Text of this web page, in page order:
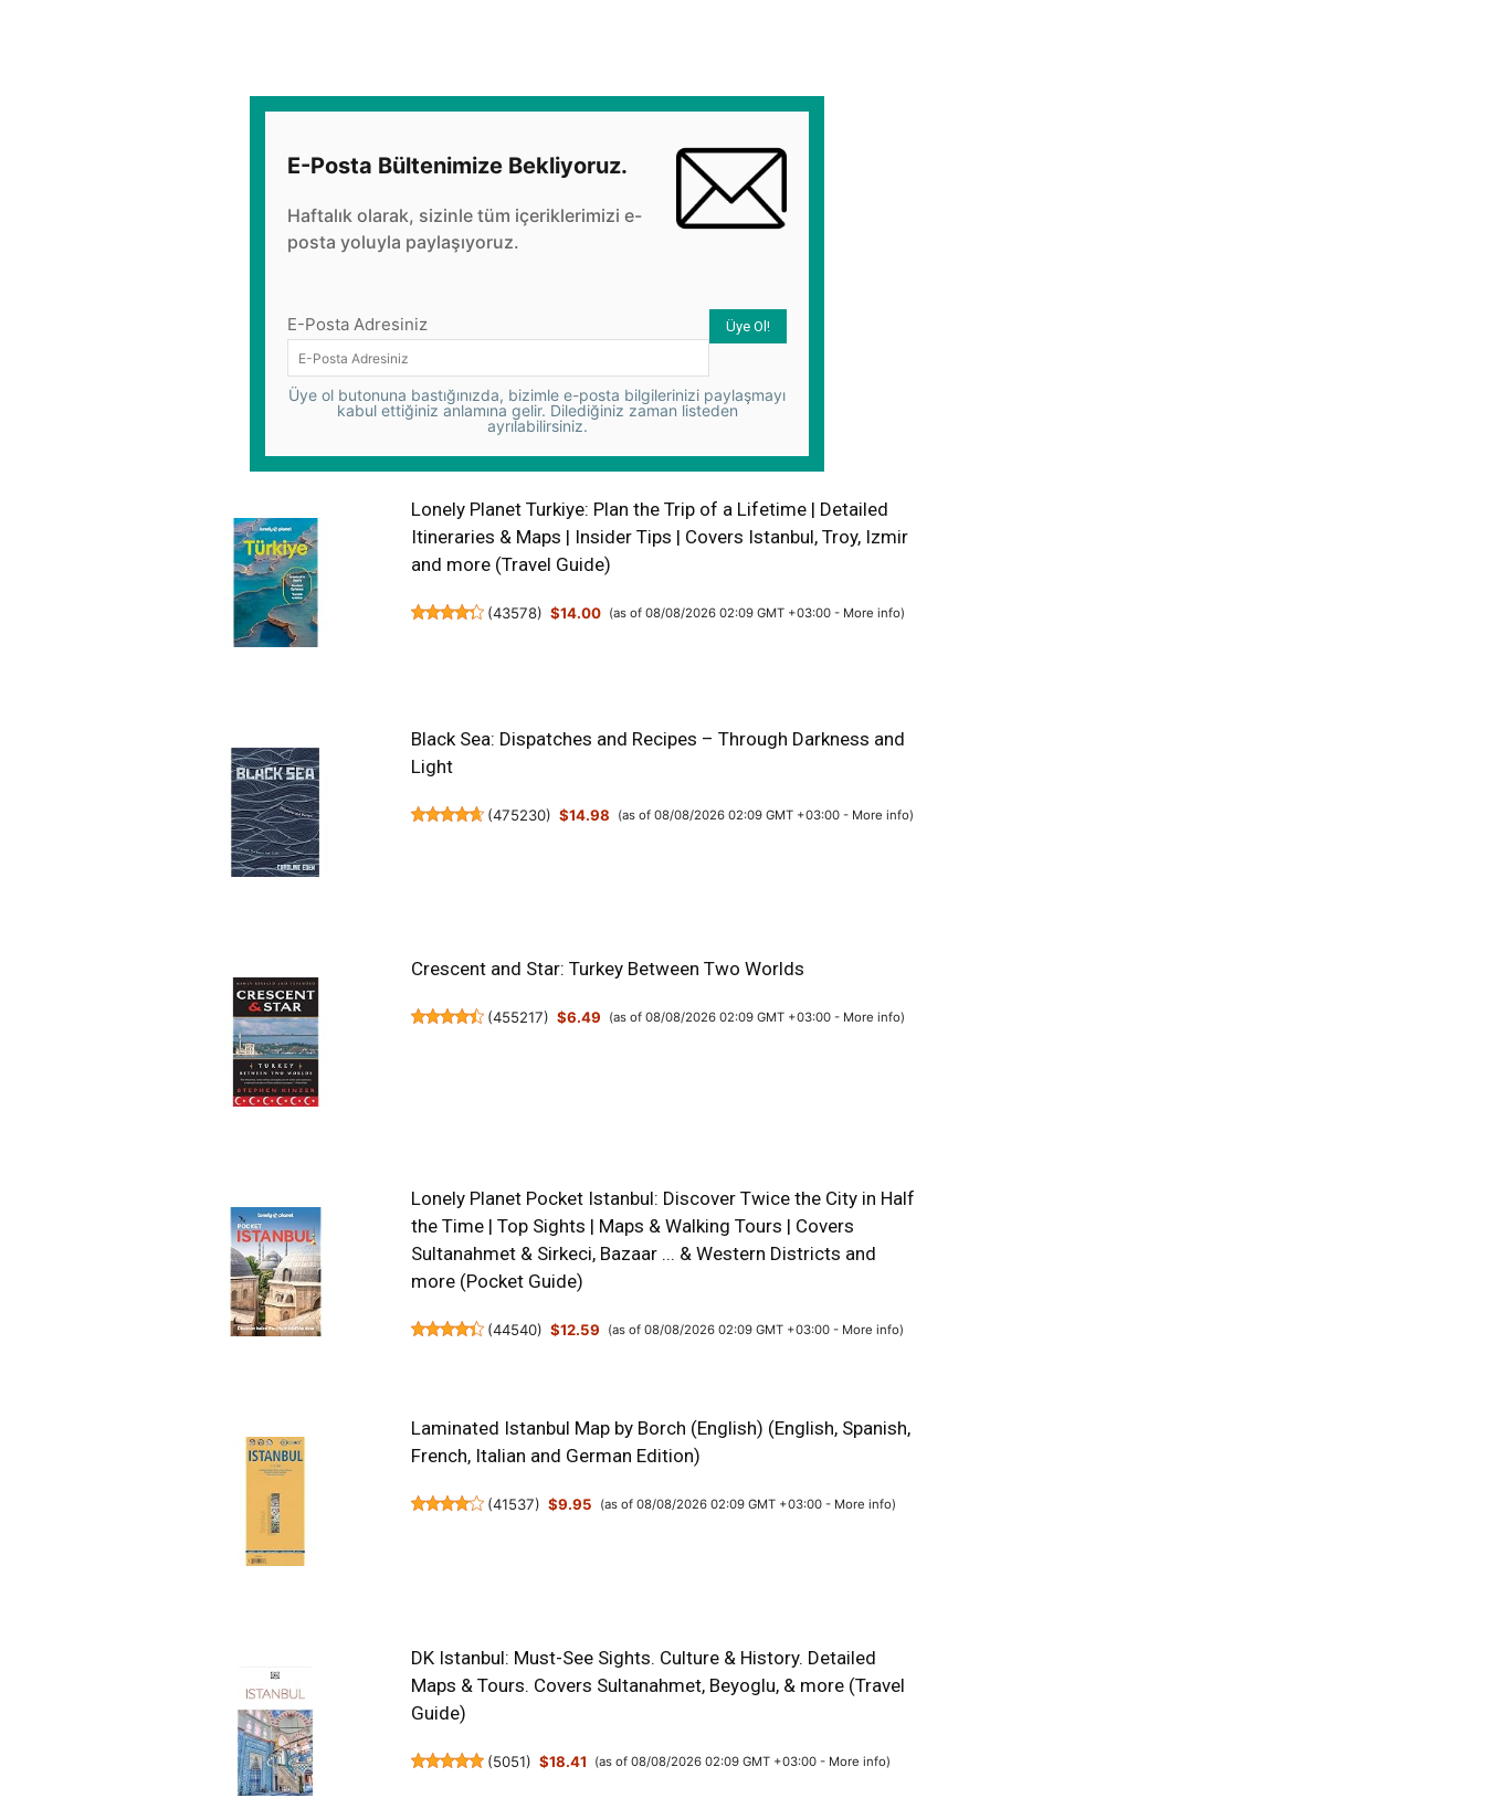
E-Posta Bültenimize Bekliyoruz.
Haftalık olarak, sizinle tüm içeriklerimizi e-
posta yoluyla paylaşıyoruz.
E-Posta Adresiniz
Üye ol butonuna bastığınızda, bizimle e-posta bilgilerinizi paylaşmayı
kabul ettiğiniz anlamına gelir. Dilediğiniz zaman listeden
ayrılabilirsiniz.
Lonely Planet Turkiye: Plan the Trip of a Lifetime | Detailed
Itineraries & Maps | Insider Tips | Covers Istanbul, Troy, Izmir
and more (Travel Guide)
(43578) $14.00 (as of 08/08/2026 02:09 GMT +03:00 - More info)
Black Sea: Dispatches and Recipes – Through Darkness and
Light
(475230) $14.98 (as of 08/08/2026 02:09 GMT +03:00 - More info)
Crescent and Star: Turkey Between Two Worlds
(455217) $6.49 (as of 08/08/2026 02:09 GMT +03:00 - More info)
Lonely Planet Pocket Istanbul: Discover Twice the City in Half
the Time | Top Sights | Maps & Walking Tours | Covers
Sultanahmet & Sirkeci, Bazaar ... & Western Districts and
more (Pocket Guide)
(44540) $12.59 (as of 08/08/2026 02:09 GMT +03:00 - More info)
Laminated Istanbul Map by Borch (English) (English, Spanish,
French, Italian and German Edition)
(41537) $9.95 (as of 08/08/2026 02:09 GMT +03:00 - More info)
DK Istanbul: Must-See Sights. Culture & History. Detailed
Maps & Tours. Covers Sultanahmet, Beyoglu, & more (Travel
Guide)
(5051) $18.41 (as of 08/08/2026 02:09 GMT +03:00 - More info)